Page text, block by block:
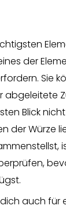
der
Sie
abgeleitete
Blick
der Würze
auch für